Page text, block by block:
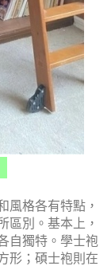
風格各有特點，
區別。基本上，
自獨特。學士袍
形；碩士袍則在